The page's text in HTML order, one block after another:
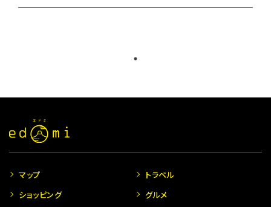
マップ
トラベル
ショッピング
グルメ